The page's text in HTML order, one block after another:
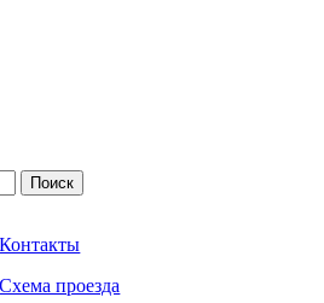
Контакты
Схема проезда